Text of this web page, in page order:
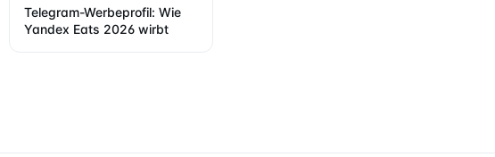
Telegram-Werbeprofil: Wie
Yandex Eats 2026 wirbt